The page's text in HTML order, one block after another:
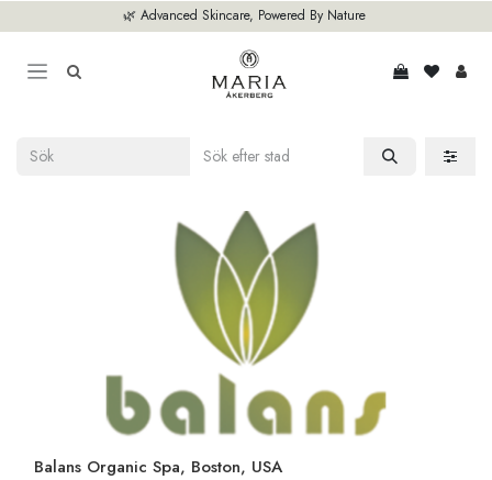
🌿 Advanced Skincare, Powered By Nature
Balans Organic Spa, Boston, USA